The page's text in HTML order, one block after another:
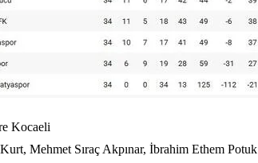
Kocaeli
Mehmet Sıraç Akpınar, İbrahim Ethem Potuk